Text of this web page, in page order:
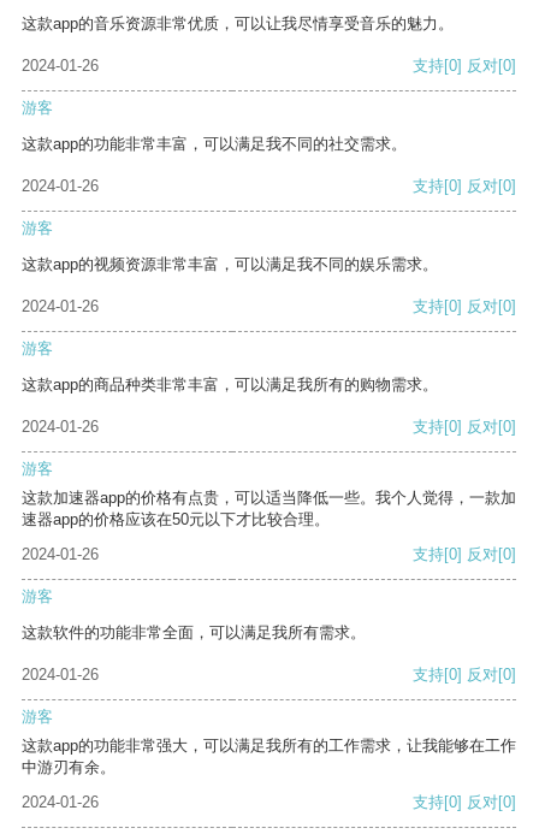
这款app的音乐资源非常优质，可以让我尽情享受音乐的魅力。
2024-01-26 支持[0] 反对[0]
游客
这款app的功能非常丰富，可以满足我不同的社交需求。
2024-01-26 支持[0] 反对[0]
游客
这款app的视频资源非常丰富，可以满足我不同的娱乐需求。
2024-01-26 支持[0] 反对[0]
游客
这款app的商品种类非常丰富，可以满足我所有的购物需求。
2024-01-26 支持[0] 反对[0]
游客
这款加速器app的价格有点贵，可以适当降低一些。我个人觉得，一款加
速器app的价格应该在50元以下才比较合理。
2024-01-26
支持[0] 反对[0]
游客
这款软件的功能非常全面，可以满足我所有需求。
2024-01-26 支持[0] 反对[0]
游客
这款app的功能非常强大，可以满足我所有的工作需求，让我能够在工作
中游刃有余。
2024-01-26
支持[0] 反对[0]